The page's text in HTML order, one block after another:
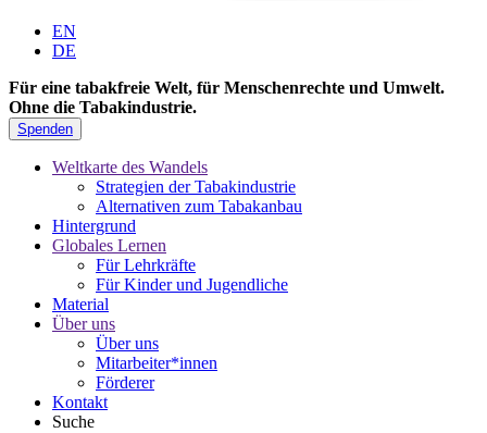
EN
DE
Für eine tabakfreie Welt, für Menschenrechte und Umwelt.
Ohne die Tabakindustrie.
Spenden
Weltkarte des Wandels
Strategien der Tabakindustrie
Alternativen zum Tabakanbau
Hintergrund
Globales Lernen
Für Lehrkräfte
Für Kinder und Jugendliche
Material
Über uns
Über uns
Mitarbeiter*innen
Förderer
Kontakt
Suche